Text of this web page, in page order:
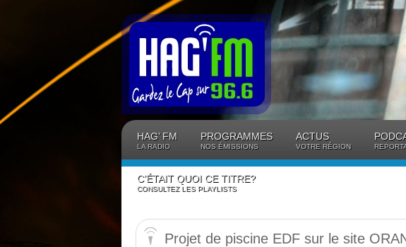
HAG’ FM
LA RADIO
PROGRAMMES
NOS ÉMISSIONS
ACTUS
VOTRE RÉGION
C’ÉTAIT QUOI CE TITRE?
CONSULTEZ LES PLAYLISTS
Projet de piscine EDF sur le site